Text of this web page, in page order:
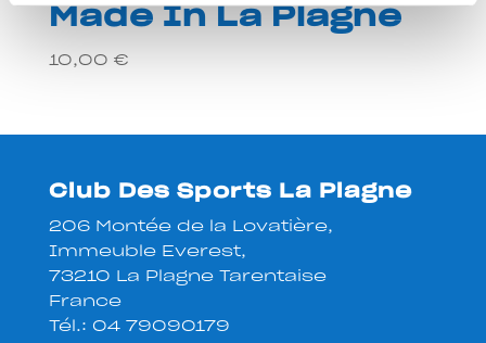
Made In La Plagne
10,00 €
Club Des Sports La Plagne
206 Montée de la Lovatière,
Immeuble Everest,
73210 La Plagne Tarentaise
France
Tél.: 04 79090179